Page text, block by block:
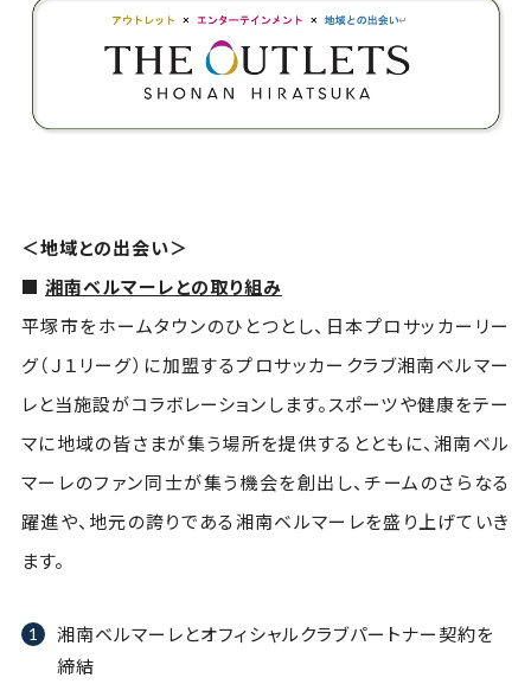
＜地域との出会い＞
■ 湘南ベルマーレとの取り組み
平塚市をホームタウンのひとつとし、日本プロサッカーリー
グ（Ｊ１リーグ）に加盟するプロサッカークラブ湘南ベルマー
レと当施設がコラボレーションします。スポーツや健康をテー
マに地域の皆さまが集う場所を提供するとともに、湘南ベル
マーレのファン同士が集う機会を創出し、チームのさらなる
躍進や、地元の誇りである湘南ベルマーレを盛り上げていき
ます。
湘南ベルマーレとオフィシャルクラブパートナー契約を
締結